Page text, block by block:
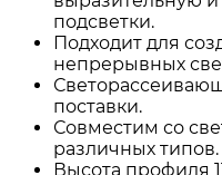
подсветки.
Подходит для
непрерывных
поставки.
Совместим со
различных типов.
Высота профиля